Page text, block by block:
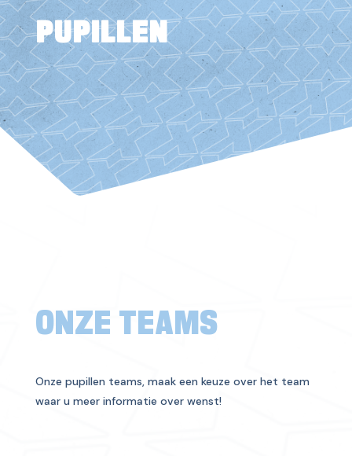
PUPILLEN
ONZE TEAMS
Onze pupillen teams, maak een keuze over het team
waar u meer informatie over wenst!